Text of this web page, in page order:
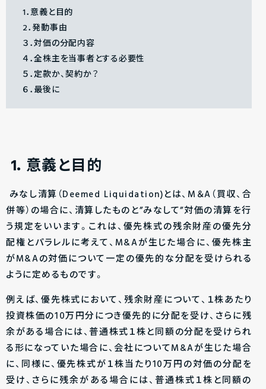
1．意義と目的
2．発動事由
３．対価の分配内容
４．全株主を当事者とする必要性
５．定款か、契約か？
６．最後に
1．意義と目的
みなし清算（Deemed Liquidation)とは、M＆A（買収、合
併等）の場合に、清算したものと”みなして”対価の清算を行
う規定をいいます。これは、優先株式の残余財産の優先分
配権とパラレルに考えて、M&Aが生じた場合に、優先株主
がM&Aの対価について一定の優先的な分配を受けられる
ように定めるものです。
例えば、優先株式において、残余財産について、１株あたり
投資株価の10万円分につき優先的に分配を受け、さらに残
余がある場合には、普通株式１株と同額の分配を受けられ
る形になっていた場合に、会社についてM&Aが生じた場合
に、同様に、優先株式が１株当たり10万円の対価の分配を
受け、さらに残余がある場合には、普通株式１株と同額の